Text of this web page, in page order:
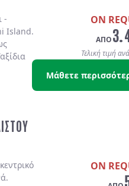
-
Island.
ON
ΑΠΟ
Τελική τιμή
Μάθετε
ON